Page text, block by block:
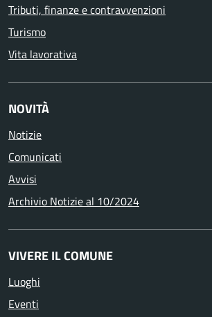
Tributi, finanze e contravvenzioni
Turismo
Vita lavorativa
NOVITÀ
Notizie
Comunicati
Avvisi
Archivio Notizie al 10/2024
VIVERE IL COMUNE
Luoghi
Eventi